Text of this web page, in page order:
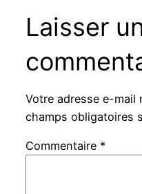
Laisser
Votre adresse e-mail
champs obligatoires
Commentaire *